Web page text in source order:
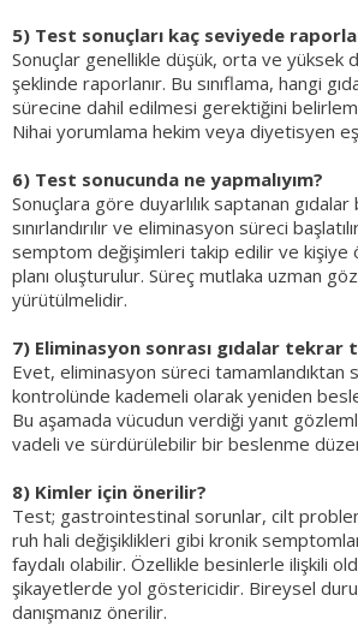
5) Test sonuçları kaç seviyede
Sonuçlar genellikle düşük, orta ve yüksek
şeklinde raporlanır. Bu sınıflama, hangi
sürecine dahil edilmesi gerektiğini
Nihai yorumlama hekim veya diyetisyen
6) Test sonucunda ne yapmalıyım?
Sonuçlara göre duyarlılık saptanan
sınırlandırılır ve eliminasyon süreci
semptom değişimleri takip edilir ve kişiye
planı oluşturulur. Süreç mutlaka uzman
yürütülmelidir.
7) Eliminasyon sonrası gıdalar
Evet, eliminasyon süreci tamamlandıktan
kontrolünde kademeli olarak yeniden
Bu aşamada vücudun verdiği yanıt
vadeli ve sürdürülebilir bir beslenme
8) Kimler için önerilir?
Test; gastrointestinal sorunlar, cilt
ruh hali değişiklikleri gibi kronik
faydalı olabilir. Özellikle besinlerle ilişkili
şikayetlerde yol göstericidir. Bireysel
danışmanız önerilir.